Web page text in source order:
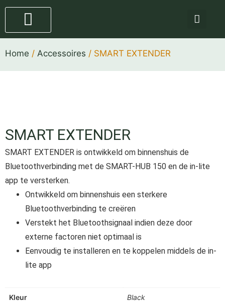
Home / Accessoires / SMART EXTENDER
SMART EXTENDER
SMART EXTENDER is ontwikkeld om binnenshuis de
Bluetoothverbinding met de SMART-HUB 150 en de in-lite
app te versterken.
Ontwikkeld om binnenshuis een sterkere
Bluetoothverbinding te creëren
Verstekt het Bluetoothsignaal indien deze door
externe factoren niet optimaal is
Eenvoudig te installeren en te koppelen middels de in-
lite app
Kleur Black